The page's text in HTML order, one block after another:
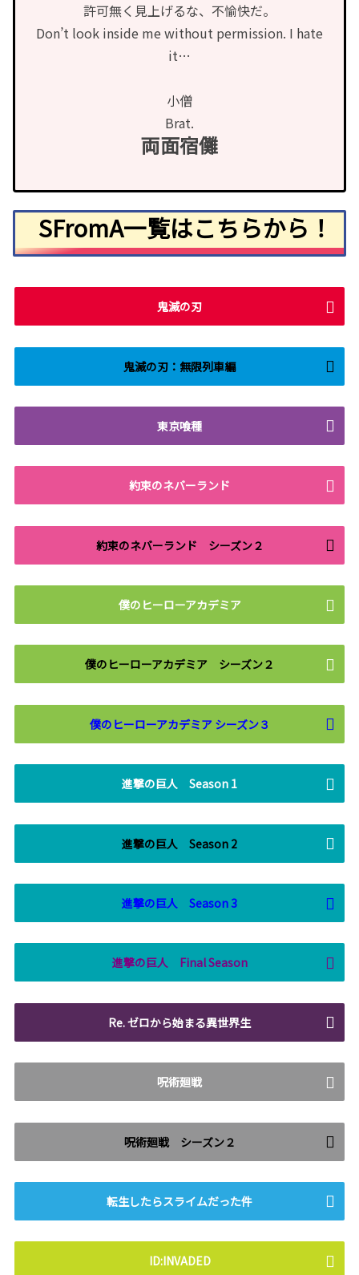
許可無く見上げるな、不愉快だ。
Don’t look inside me without permission. I hate
it…
小僧
Brat.
両面宿儺
SFromA一覧はこちらから！
鬼滅の刃
鬼滅の刃：無限列車編
東京喰種
約束のネバーランド
約束のネバーランド シーズン２
僕のヒーローアカデミア
僕のヒーローアカデミア シーズン２
僕のヒーローアカデミア シーズン３
進撃の巨人 Season 1
進撃の巨人 Season 2
進撃の巨人 Season 3
進撃の巨人 Final Season
Re. ゼロから始まる異世界生
呪術廻戦
呪術廻戦 シーズン２
転生したらスライムだった件
ID:INVADED